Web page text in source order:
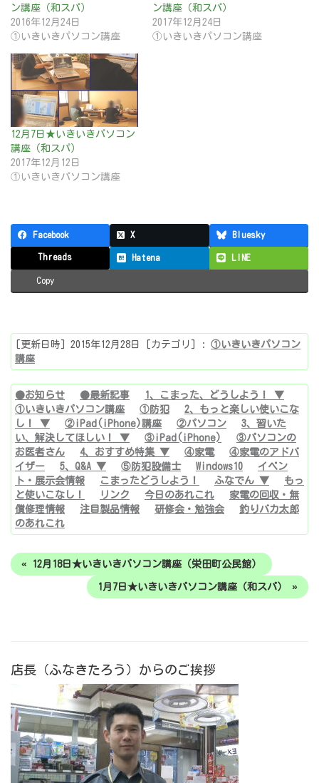
ン講座（和スパ）
2016年12月24日
①いきいきパソコン講座
ン講座（和スパ）
2017年12月24日
①いきいきパソコン講座
12月7日★いきいきパソコン
講座（和スパ）
2017年12月12日
①いきいきパソコン講座
Facebook X Bluesky
Threads Hatena LINE
Copy
[更新日時] 2015年12月28日 [カテゴリ] : ①いきいきパソコン
講座
●お知らせ ●最新記事
1、こまった、どうしよう！ ▼
①いきいきパソコン講座
①防犯
2、もっと楽しい使いこな
し！ ▼
②iPad(iPhone)講座 ②パソコン
3、習いた
い、解決してほしい！ ▼
③iPad(iPhone)
③パソコンの
お医者さん
4、おすすめ特集 ▼ ④家電
④家電のアドバ
イザー
5、Q&A ▼ ⑤防犯設備士 Windows10
イベン
ト・展示会情報
こまったどうしよう！ ふなでん ▼
もっ
と使いこなし！
リンク 今日のあれこれ
家電の回収・無
償修理情報
注目製品情報 研修会・勉強会
釣りバカ太郎
のあれこれ
« 12月18日★いきいきパソコン講座（栄田町公民館）
1月7日★いきいきパソコン講座（和スパ） »
店長（ふなきたろう）からのご挨拶